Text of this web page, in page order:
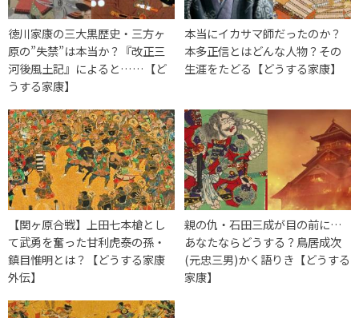
徳川家康の三大黒歴史・三方ヶ
原の”失禁”は本当か？『改正三
河後風土記』によると……【ど
うする家康】
本当にイカサマ師だったのか？
本多正信とはどんな人物？その
生涯をたどる【どうする家康】
【関ヶ原合戦】上田七本槍とし
て武勇を奮った甘利虎泰の孫・
鎮目惟明とは？【どうする家康
外伝】
親の仇・石田三成が目の前に…
あなたならどうする？鳥居成次
(元忠三男)かく語りき【どうする
家康】